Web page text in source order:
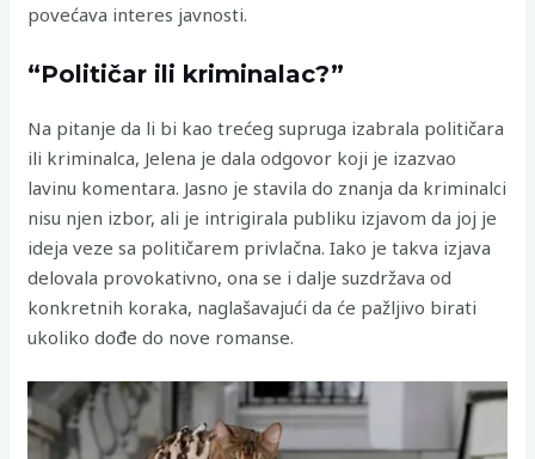
povećava interes javnosti.
“Političar ili kriminalac?”
Na pitanje da li bi kao trećeg supruga izabrala političara
ili kriminalca, Jelena je dala odgovor koji je izazvao
lavinu komentara. Jasno je stavila do znanja da kriminalci
nisu njen izbor, ali je intrigirala publiku izjavom da joj je
ideja veze sa političarem privlačna. Iako je takva izjava
delovala provokativno, ona se i dalje suzdržava od
konkretnih koraka, naglašavajući da će pažljivo birati
ukoliko dođe do nove romanse.